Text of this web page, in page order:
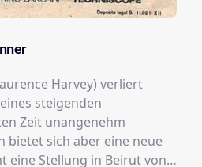
Harvey) verliert
steigenden
Zeit unangenehm
bietet sich aber eine neue
eine Stellung in Beirut von